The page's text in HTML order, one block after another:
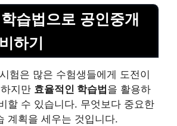
습법으로 공인중개
하기
험은 많은 수험생들에게 도전이
지만 효율적인 학습법 을 활용하
할 수 있습니다. 무엇보다 중요한
계획을 세우는 것입니다.